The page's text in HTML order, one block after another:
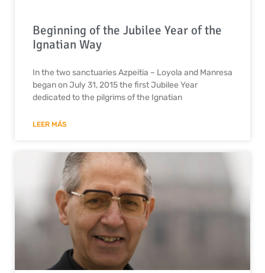
Beginning of the Jubilee Year of the
Ignatian Way
In the two sanctuaries Azpeitia – Loyola and Manresa
began on July 31, 2015 the first Jubilee Year
dedicated to the pilgrims of the Ignatian
LEER MÁS